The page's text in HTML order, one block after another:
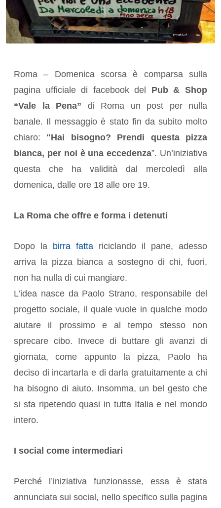
Roma – Domenica scorsa è comparsa sulla
pagina ufficiale di facebook del Pub & Shop
“Vale la Pena” di Roma un post per nulla
banale. Il messaggio è stato fin da subito molto
chiaro: "Hai bisogno? Prendi questa pizza
bianca, per noi è una eccedenza”. Un’iniziativa
questa che ha validità dal mercoledì alla
domenica, dalle ore 18 alle ore 19.
La Roma che offre e forma i detenuti
Dopo la birra fatta riciclando il pane, adesso
arriva la pizza bianca a sostegno di chi, fuori,
non ha nulla di cui mangiare.
L’idea nasce da Paolo Strano, responsabile del
progetto sociale, il quale vuole in qualche modo
aiutare il prossimo e al tempo stesso non
sprecare cibo. Invece di buttare gli avanzi di
giornata, come appunto la pizza, Paolo ha
deciso di incartarla e di darla gratuitamente a chi
ha bisogno di aiuto. Insomma, un bel gesto che
si sta ripetendo quasi in tutta Italia e nel mondo
intero.
I social come intermediari
Perché l’iniziativa funzionasse, essa è stata
annunciata sui social, nello specifico sulla pagina